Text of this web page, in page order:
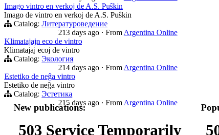
Imago vintro en verkoj de A.S. Puŝkin
Imago de vintro en verkoj de A.S. Puŝkin
Catalog: Литературоведение
213 days ago · From Argentina Online
Klimatajajn eco de vintro
Klimatajaj ecoj de vintro
Catalog: Экология
214 days ago · From Argentina Online
Estetiko de neĝa vintro
Estetiko de neĝa vintro
Catalog: Эстетика
215 days ago · From Argentina Online
New publications:
503 Service Temporarily